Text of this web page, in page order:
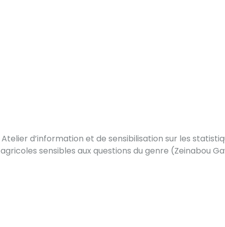
Atelier d’information et de sensibilisation sur les
agricoles sensibles aux questions du genre (Zeinabou